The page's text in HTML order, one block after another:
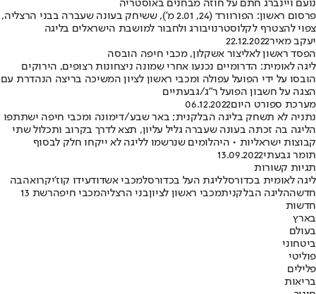
נועם ויינברג חתם על חוזה מבחנים באוסטריה
פרסום ראשון: הפורוורד (24, 2.01 מ'), ששיחק בעונה שעברה בבני הרצליה,
צפוי להצטרף לקלוסטרנויבורג ולחבור למושבת הישראלים בליגה
יעקב מאיר22.12.2022
הפסד ראשון לאליצור אשקלון, מכבי חיפה הובסה
ליגה לאומית: הדרומיים נכנעו אחרי שמונה ניצחונות רצופים, הירוקים
הובסו על ידי הפועל עפולה ומכבי ראשון לציון המשיכה בריצה הנהדרת עם
הצגה על חשבון הפועל ר"ג/גבעתיים
מערכת ספורט היום06.12.2022
נתניה לא תשחק בליגה הבלקנית; באר שבע/דימונה ומכבי חיפה ישתתפו
הליגה בה זכתה בעונה שעברה גליל עליון, תצא לדרך בקרוב ותכלול שתי
קבוצות ישראליות • היהלומים שנרשמו לליגה לא ייקחו חלק לבסוף
תומר גבעתי13.09.2022
תגיות קשורות
ליגה לאומית בכדורסלליגת העל בכדורסלמכבי אשדודעידו קוז'יקרואהבה
חדשההליגה הבלקניתמכבי ראשון לציוןבני הרצליהמכבי חיפהרשת 13
חדשות
בארץ
בעולם
ביטחוני
פוליטי
פלילים
בריאות